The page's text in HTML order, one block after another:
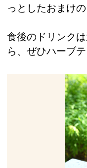
っとしたおまけ
食後のドリンク
ら、ぜひハーブテ